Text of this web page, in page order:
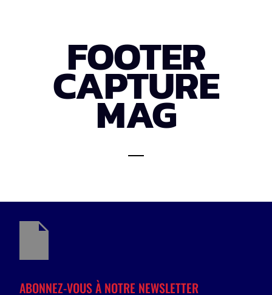
FOOTER
CAPTURE
MAG
ABONNEZ-VOUS À NOTRE NEWSLETTER